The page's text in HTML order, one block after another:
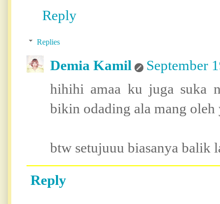
Reply
Replies
Demia Kamil
September
hihihi amaa ku juga suka
bikin odading ala mang
btw setujuuu biasanya balik
Reply